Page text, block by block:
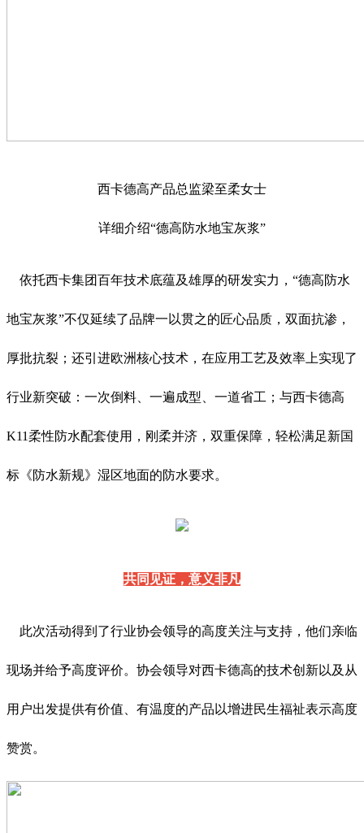
西卡德高产品总监梁至柔女士
详细介绍“德高防水地宝灰浆”
依托西卡集团百年技术底蕴及雄厚的研发实力，“德高防水
地宝灰浆”不仅延续了品牌一以贯之的匠心品质，双面抗渗，
厚批抗裂；还引进欧洲核心技术，在应用工艺及效率上实现了
行业新突破：一次倒料、一遍成型、一道省工；与西卡德高
K11柔性防水配套使用，刚柔并济，双重保障，轻松满足新国
标《防水新规》湿区地面的防水要求。
共同见证，意义非凡
此次活动得到了行业协会领导的高度关注与支持，他们亲临
现场并给予高度评价。协会领导对西卡德高的技术创新以及从
用户出发提供有价值、有温度的产品以增进民生福祉表示高度
赞赏。